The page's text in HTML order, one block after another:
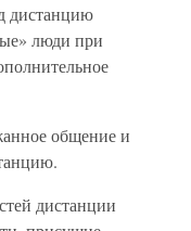
дистанцию
люди при
общение и
дистанции